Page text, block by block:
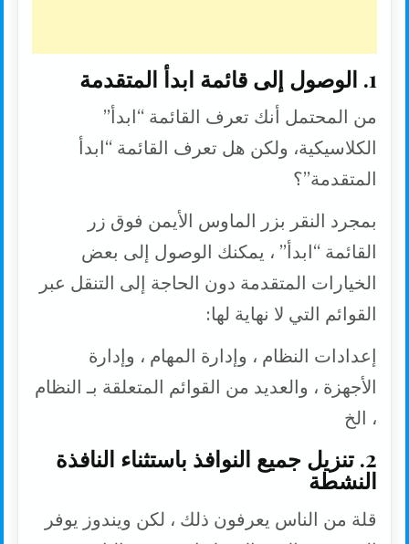
1. الوصول إلى قائمة ابدأ المتقدمة
من المحتمل أنك تعرف القائمة “ابدأ”
الكلاسيكية، ولكن هل تعرف القائمة “ابدأ
المتقدمة”؟
بمجرد النقر بزر الماوس الأيمن فوق زر
القائمة “ابدأ” ، يمكنك الوصول إلى بعض
الخيارات المتقدمة دون الحاجة إلى التنقل عبر
القوائم التي لا نهاية لها:
إعدادات النظام ، وإدارة المهام ، وإدارة
الأجهزة ، والعديد من القوائم المتعلقة بـ النظام
، الخ
2. تنزيل جميع النوافذ باستثناء النافذة
النشطة
قلة من الناس يعرفون ذلك ، لكن ويندوز يوفر